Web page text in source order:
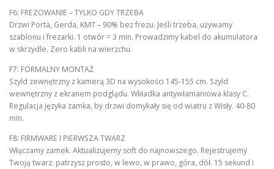
F6: FREZOWANIE – TYLKO GDY TRZEBA
Drzwi Porta, Gerda, KMT – 90% bez frezu. Jeśli trzeba, używamy
szablonu i frezarki. 1 otwór = 3 min. Prowadzimy kabel do akumulatora
w skrzydle. Zero kabli na wierzchu.
F7: FORMALNY MONTAŻ
Szyld zewnętrzny z kamerą 3D na wysokości 145-155 cm. Szyld
wewnętrzny z ekranem podglądu. Wkładka antywłamaniowa klasy C.
Regulacja języka zamka, by drzwi domykały się od wiatru z Wisły. 40-80
min.
F8: FIRMWARE I PIERWSZA TWARZ
Włączamy zamek. Aktualizujemy soft do najnowszego. Rejestrujemy
Twoją twarz: patrzysz prosto, w lewo, w prawo, góra, dół. 15 sekund i